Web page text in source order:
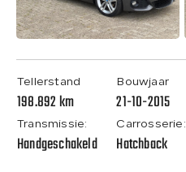
Tellerstand
198.892 km
Bouwjaar
21-10-2015
Transmissie:
Handgeschakeld
Carrosserie:
Hatchback